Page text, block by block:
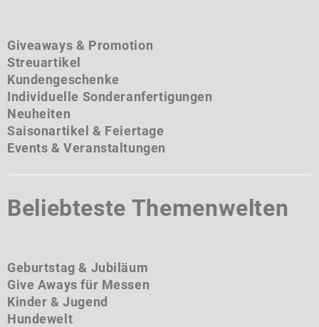
Giveaways & Promotion
Streuartikel
Kundengeschenke
Individuelle Sonderanfertigungen
Neuheiten
Saisonartikel & Feiertage
Events & Veranstaltungen
Beliebteste Themenwelten
Geburtstag & Jubiläum
Give Aways für Messen
Kinder & Jugend
Hundewelt